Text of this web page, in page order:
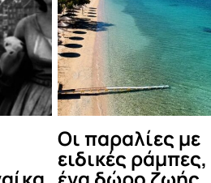
Τα φεστιβάλ που μας
παρέα τον